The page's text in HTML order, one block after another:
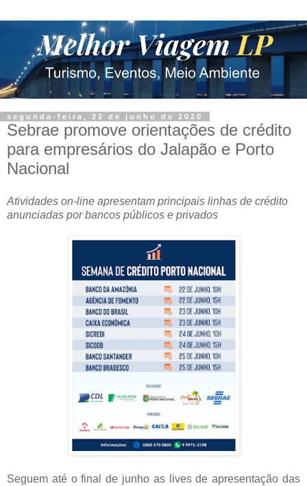
segunda-feira, 22 de junho de 2020
Sebrae promove orientações de crédito
para empresários do Jalapão e Porto
Nacional
Atividades on-line apresentam principais linhas de crédito
anunciadas por bancos públicos e privados
Seguem até o final de junho as lives de apresentação das